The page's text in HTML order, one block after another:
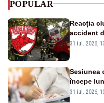
POPULAR
Reacția
accident
ului
31 iul. 2026,
Sesiunea
începe
orale la
31 iul. 2026,